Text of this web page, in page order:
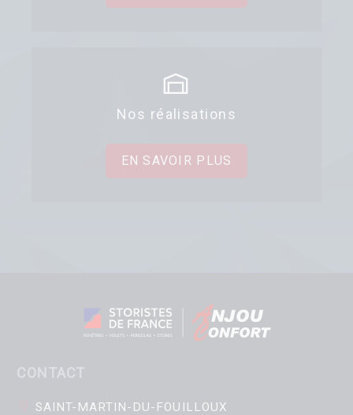
Nos réalisations
EN SAVOIR PLUS
CONTACT
SAINT-MARTIN-DU-FOUILLOUX